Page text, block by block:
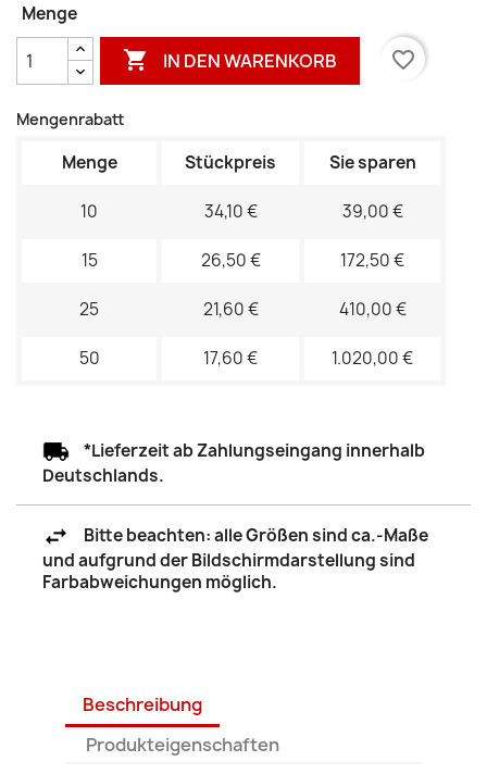
Menge
 IN DEN WARENKORB favorite_border
Mengenrabatt
Menge Stückpreis Sie sparen
10 34,10 € 39,00 €
15 26,50 € 172,50 €
25 21,60 € 410,00 €
50 17,60 € 1.020,00 €
*Lieferzeit ab Zahlungseingang innerhalb
Deutschlands.
Bitte beachten: alle Größen sind ca.-Maße
und aufgrund der Bildschirmdarstellung sind
Farbabweichungen möglich.
Beschreibung
Produkteigenschaften